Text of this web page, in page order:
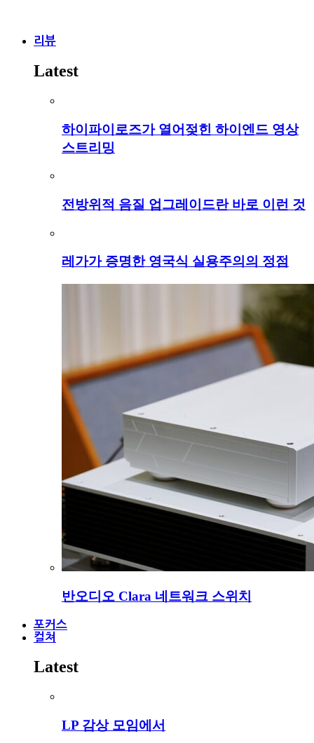
리뷰
Latest
하이파이로즈가 열어젖힌 하이엔드 영상
스트리밍
전방위적 음질 업그레이드란 바로 이런 것
레가가 증명한 영국식 실용주의의 정점
반오디오 Clara 네트워크 스위치
포커스
컬쳐
Latest
LP 감상 모임에서